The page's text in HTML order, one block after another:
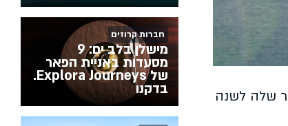
שלה לשנה
חברות קרוזים
מישלן בלב ים: 9
מסעדות באניית הפאר
של Explora Journeys.
בדקנו